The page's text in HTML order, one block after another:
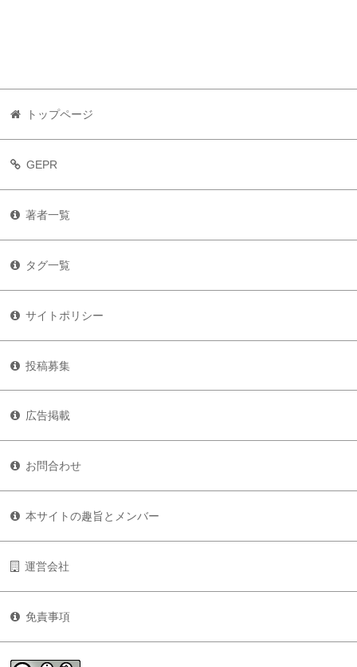
トップページ
GEPR
著者一覧
タグ一覧
サイトポリシー
投稿募集
広告掲載
お問合わせ
本サイトの趣旨とメンバー
運営会社
免責事項